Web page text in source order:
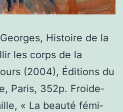
His­toire de la
les corps de la
(2004), Édi­tions du
Paris, 352p. Froide­­
« La beauté fémi­